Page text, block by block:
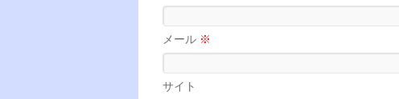
メール ※
サイト